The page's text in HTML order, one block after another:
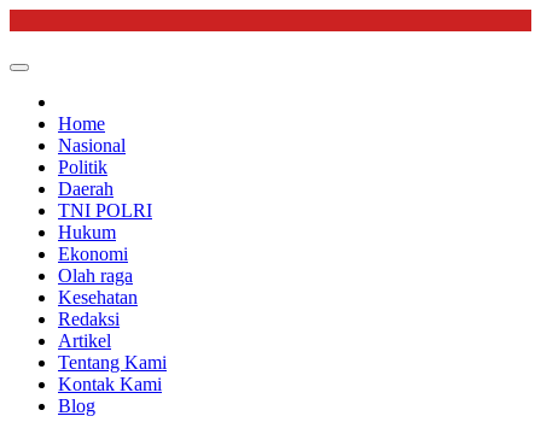
content
Home
Nasional
Politik
Daerah
TNI POLRI
Hukum
Ekonomi
Olah raga
Kesehatan
Redaksi
Artikel
Tentang Kami
Kontak Kami
Blog